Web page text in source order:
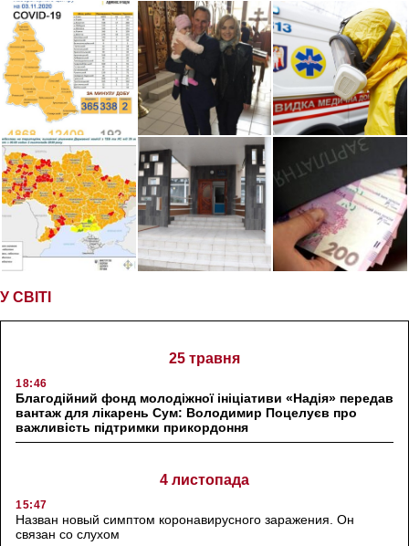
У СВІТІ
25 травня
18:46
Благодійний фонд молодіжної ініціативи «Надія» передав
вантаж для лікарень Сум: Володимир Поцелуєв про
важливість підтримки прикордоння
4 листопада
15:47
Назван новый симптом коронавирусного заражения. Он
связан со слухом